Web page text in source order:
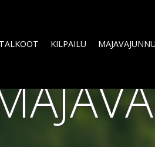
TALKOOT KILPAILU